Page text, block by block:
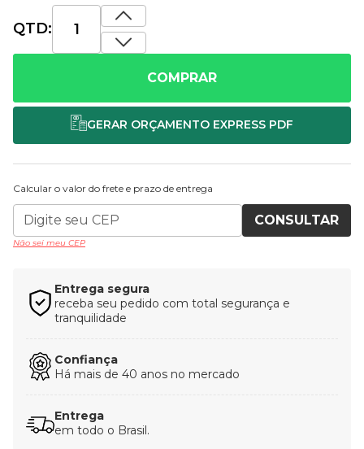
QTD:
COMPRAR
Calcular o valor do frete e prazo de entrega
CONSULTAR
Não sei meu CEP
Entrega segura
receba seu pedido com total segurança e
tranquilidade
Confiança
Há mais de 40 anos no mercado
Entrega
em todo o Brasil.